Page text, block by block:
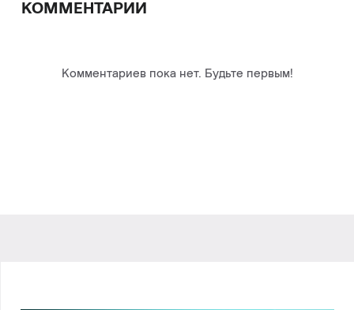
КОММЕНТАРИИ
Комментариев пока нет. Будьте первым!